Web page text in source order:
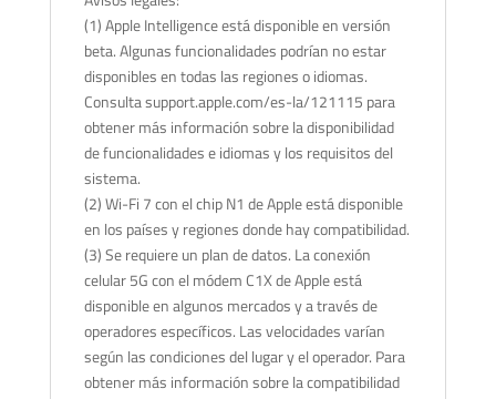
(1) Apple Intelligence está disponible en versión
beta. Algunas funcionalidades podrían no estar
disponibles en todas las regiones o idiomas.
Consulta support.apple.com/es-la/121115 para
obtener más información sobre la disponibilidad
de funcionalidades e idiomas y los requisitos del
sistema.
(2) Wi-Fi 7 con el chip N1 de Apple está disponible
en los países y regiones donde hay compatibilidad.
(3) Se requiere un plan de datos. La conexión
celular 5G con el módem C1X de Apple está
disponible en algunos mercados y a través de
operadores específicos. Las velocidades varían
según las condiciones del lugar y el operador. Para
obtener más información sobre la compatibilidad